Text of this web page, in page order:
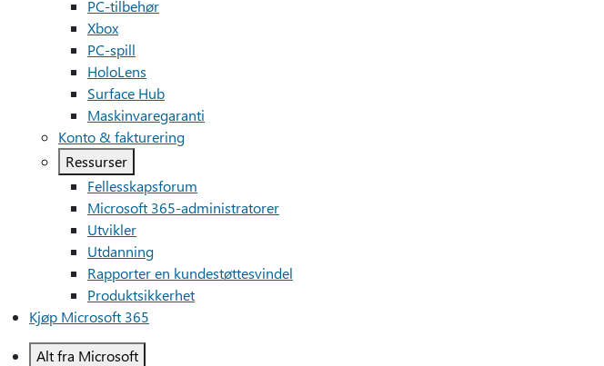
PC-tilbehør
Xbox
PC-spill
HoloLens
Surface Hub
Maskinvaregaranti
Konto & fakturering
Ressurser
Fellesskapsforum
Microsoft 365-administratorer
Utvikler
Utdanning
Rapporter en kundestøttesvindel
Produktsikkerhet
Kjøp Microsoft 365
Alt fra Microsoft